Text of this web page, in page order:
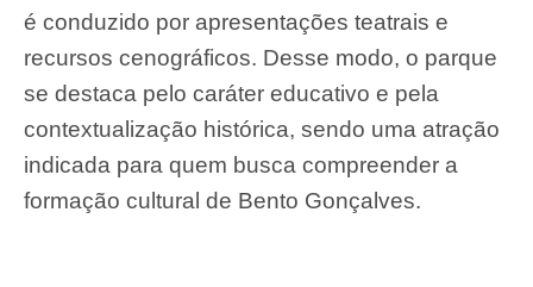
é conduzido por apresentações teatrais e
recursos cenográficos. Desse modo, o parque
se destaca pelo caráter educativo e pela
contextualização histórica, sendo uma atração
indicada para quem busca compreender a
formação cultural de Bento Gonçalves.